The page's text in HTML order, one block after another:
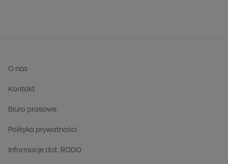
O nas
Kontakt
Biuro prasowe
Polityka prywatności
Informacje dot. RODO